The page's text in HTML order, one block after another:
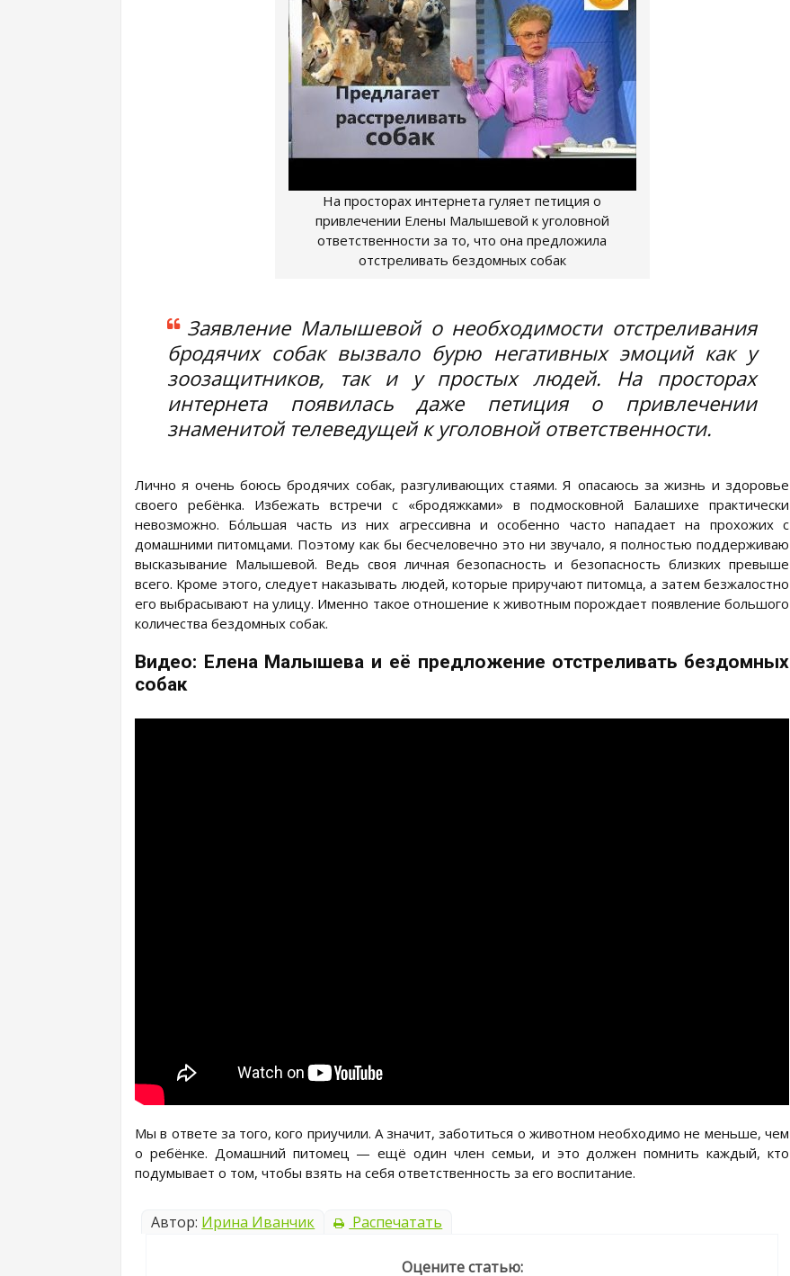
На просторах интернета гуляет петиция о
привлечении Елены Малышевой к уголовной
ответственности за то, что она предложила
отстреливать бездомных собак
Заявление Малышевой о необходимости отстреливания
бродячих собак вызвало бурю негативных эмоций как у
зоозащитников, так и у простых людей. На просторах
интернета появилась даже петиция о привлечении
знаменитой телеведущей к уголовной ответственности.
Лично я очень боюсь бродячих собак, разгуливающих стаями. Я опасаюсь за жизнь и здоровье
своего ребёнка. Избежать встречи с «бродяжками» в подмосковной Балашихе практически
невозможно. Бо́льшая часть из них агрессивна и особенно часто нападает на прохожих с
домашними питомцами. Поэтому как бы бесчеловечно это ни звучало, я полностью поддерживаю
высказывание Малышевой. Ведь своя личная безопасность и безопасность близких превыше
всего. Кроме этого, следует наказывать людей, которые приручают питомца, а затем безжалостно
его выбрасывают на улицу. Именно такое отношение к животным порождает появление большого
количества бездомных собак.
Видео: Елена Малышева и её предложение отстреливать бездомных
собак
Мы в ответе за того, кого приучили. А значит, заботиться о животном необходимо не меньше, чем
о ребёнке. Домашний питомец — ещё один член семьи, и это должен помнить каждый, кто
подумывает о том, чтобы взять на себя ответственность за его воспитание.
Автор: Ирина Иванчик Распечатать
Оцените статью: